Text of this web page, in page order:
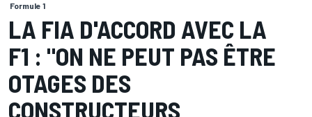
Formule 1
LA FIA D'ACCORD AVEC LA
F1 : "ON NE PEUT PAS ÊTRE
OTAGES DES
CONSTRUCTEURS